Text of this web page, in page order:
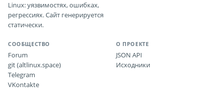
Linux: уязвимостях, ошибках,
регрессиях. Сайт генерируется
статически.
СООБЩЕСТВО
Forum
git (altlinux.space)
Telegram
VKontakte
О ПРОЕКТЕ
JSON API
Исходники